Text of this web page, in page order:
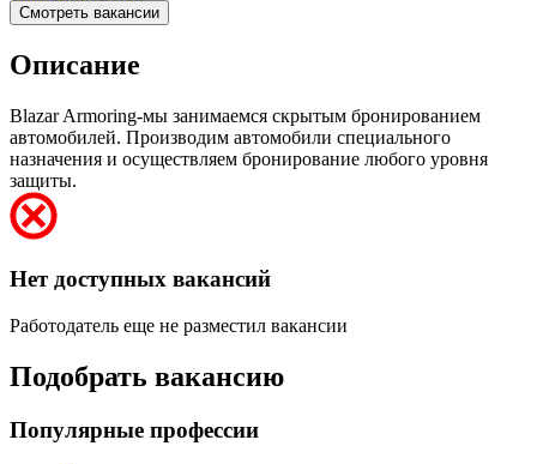
Смотреть вакансии
Описание
Blazar Armoring-мы занимаемся скрытым бронированием
автомобилей. Производим автомобили специального
назначения и осуществляем бронирование любого уровня
защиты.
Нет доступных вакансий
Работодатель еще не разместил вакансии
Подобрать вакансию
Популярные профессии